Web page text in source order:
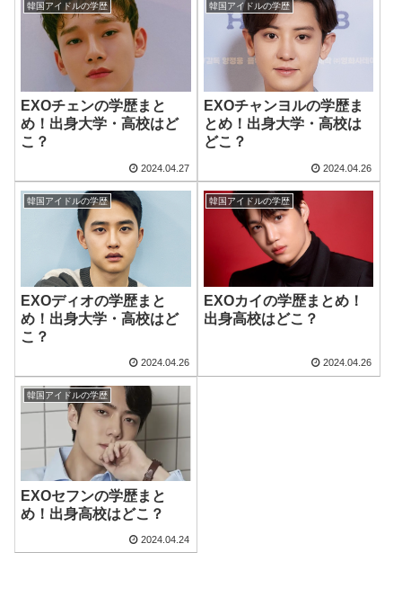
韓国アイドルの学歴
EXOチェンの学歴まと
め！出身大学・高校はど
こ？
2024.04.27
韓国アイドルの学歴
EXOチャンヨルの学歴ま
とめ！出身大学・高校は
どこ？
2024.04.26
韓国アイドルの学歴
EXOディオの学歴まと
め！出身大学・高校はど
こ？
2024.04.26
韓国アイドルの学歴
EXOカイの学歴まとめ！
出身高校はどこ？
2024.04.26
韓国アイドルの学歴
EXOセフンの学歴まと
め！出身高校はどこ？
2024.04.24